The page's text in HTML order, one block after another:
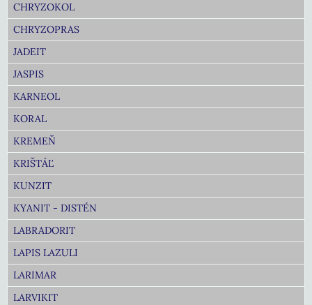
CHRYZOKOL
CHRYZOPRAS
JADEIT
JASPIS
KARNEOL
KORAL
KREMEŇ
KRIŠTÁĽ
KUNZIT
KYANIT - DISTÉN
LABRADORIT
LAPIS LAZULI
LARIMAR
LARVIKIT